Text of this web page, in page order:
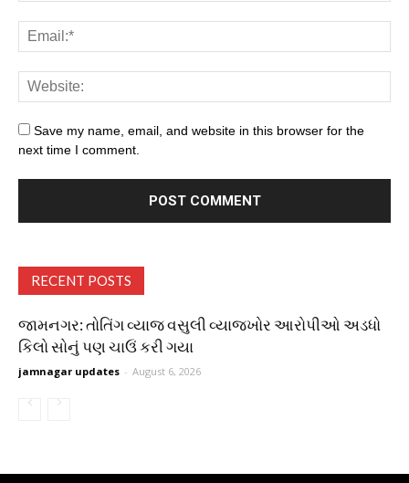
Save my name, email, and website in this browser for the
next time I comment.
RECENT POSTS
જામનગર: તોતિંગ વ્યાજ વસુલી વ્યાજખોર આરોપીઓ અડધો
કિલો સોનું પણ ચાઉં કરી ગયા
jamnagar updates - August 6, 2026